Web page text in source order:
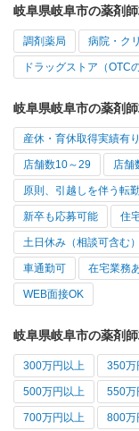
岐阜県岐阜市の薬剤
調剤薬局 病院・ク
ドラッグストア（OTC
岐阜県岐阜市の薬剤
産休・育休取得実績有り
店舗数10～29 店舗
原則、引越しを伴う転
新卒も応募可能 住
土日休み（相談可含む）
車通勤可 在宅業務
WEB面接OK
岐阜県岐阜市の薬剤
300万円以上 350万
500万円以上 550万
700万円以上 800万